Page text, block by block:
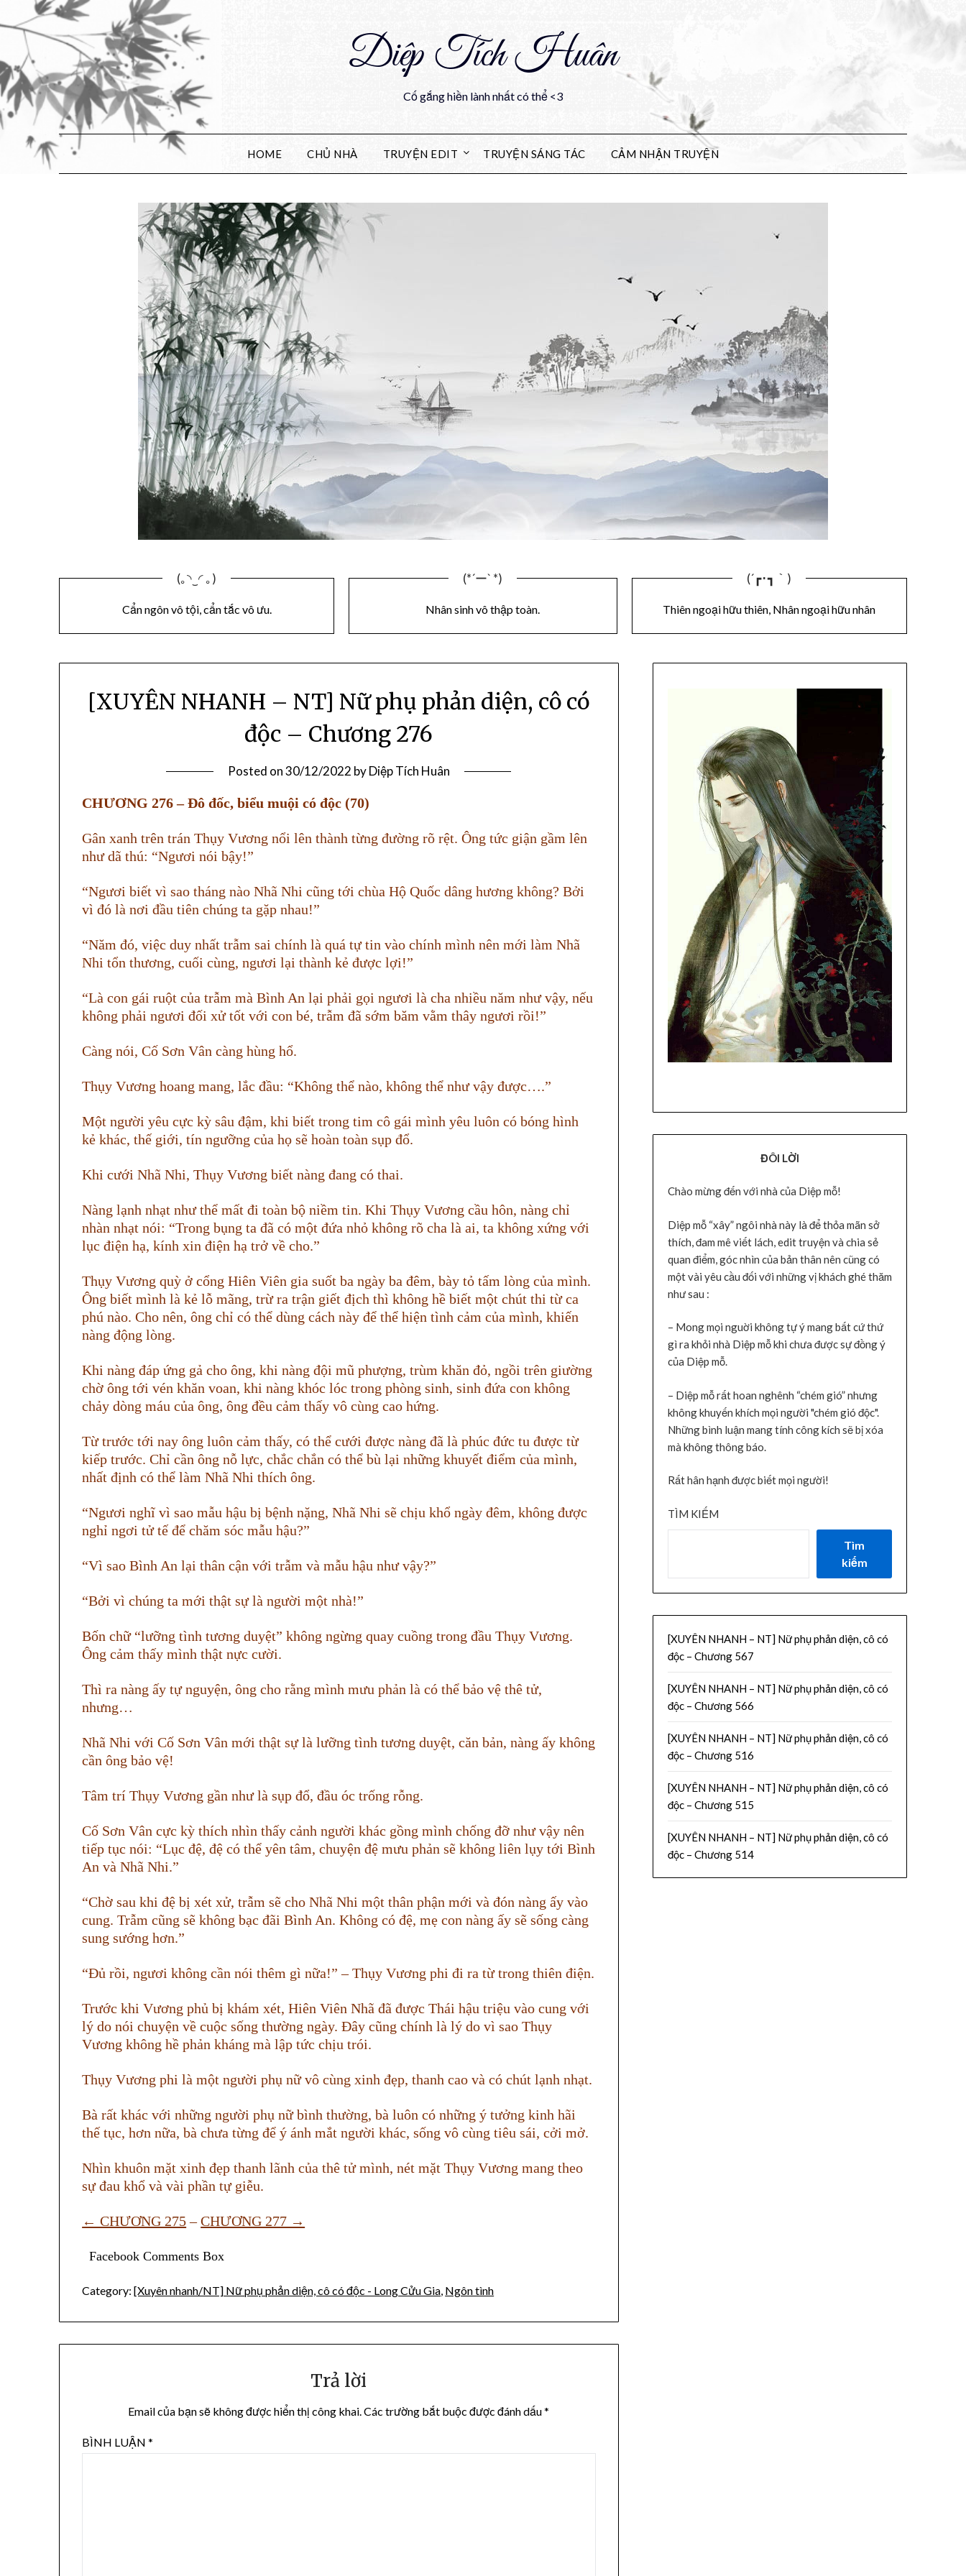
Diệp Tích Huân
Cố gắng hiền lành nhất có thể <3
HOME CHỦ NHÀ TRUYỆN EDIT TRUYỆN SÁNG TÁC CẢM NHẬN TRUYỆN
(｡◝‿◜ ｡)
Cẩn ngôn vô tội, cẩn tắc vô ưu.
(*´ー` *)
Nhân sinh vô thập toàn.
(´┏･┓｀)
Thiên ngoại hữu thiên, Nhân ngoại hữu nhân
[XUYÊN NHANH – NT] Nữ phụ phản diện, cô có
độc – Chương 276
Posted on30/12/2022 byDiệp Tích Huân
CHƯƠNG 276 – Đô đốc, biểu muội có độc (70)
Gân xanh trên trán Thụy Vương nổi lên thành từng đường rõ rệt. Ông tức giận gầm lên
như dã thú: “Ngươi nói bậy!”
“Ngươi biết vì sao tháng nào Nhã Nhi cũng tới chùa Hộ Quốc dâng hương không? Bởi
vì đó là nơi đầu tiên chúng ta gặp nhau!”
“Năm đó, việc duy nhất trẫm sai chính là quá tự tin vào chính mình nên mới làm Nhã
Nhi tổn thương, cuối cùng, ngươi lại thành kẻ được lợi!”
“Là con gái ruột của trẫm mà Bình An lại phải gọi ngươi là cha nhiều năm như vậy, nếu
không phải ngươi đối xử tốt với con bé, trẫm đã sớm băm vằm thây ngươi rồi!”
Càng nói, Cố Sơn Vân càng hùng hổ.
Thụy Vương hoang mang, lắc đầu: “Không thể nào, không thể như vậy được….”
Một người yêu cực kỳ sâu đậm, khi biết trong tim cô gái mình yêu luôn có bóng hình
kẻ khác, thế giới, tín ngưỡng của họ sẽ hoàn toàn sụp đổ.
Khi cưới Nhã Nhi, Thụy Vương biết nàng đang có thai.
Nàng lạnh nhạt như thể mất đi toàn bộ niềm tin. Khi Thụy Vương cầu hôn, nàng chỉ
nhàn nhạt nói: “Trong bụng ta đã có một đứa nhỏ không rõ cha là ai, ta không xứng với
lục điện hạ, kính xin điện hạ trở về cho.”
Thụy Vương quỳ ở cổng Hiên Viên gia suốt ba ngày ba đêm, bày tỏ tấm lòng của mình.
Ông biết mình là kẻ lỗ mãng, trừ ra trận giết địch thì không hề biết một chút thi từ ca
phú nào. Cho nên, ông chỉ có thể dùng cách này để thể hiện tình cảm của mình, khiến
nàng động lòng.
Khi nàng đáp ứng gả cho ông, khi nàng đội mũ phượng, trùm khăn đỏ, ngồi trên giường
chờ ông tới vén khăn voan, khi nàng khóc lóc trong phòng sinh, sinh đứa con không
chảy dòng máu của ông, ông đều cảm thấy vô cùng cao hứng.
Từ trước tới nay ông luôn cảm thấy, có thể cưới được nàng đã là phúc đức tu được từ
kiếp trước. Chỉ cần ông nỗ lực, chắc chắn có thể bù lại những khuyết điểm của mình,
nhất định có thể làm Nhã Nhi thích ông.
“Ngươi nghĩ vì sao mẫu hậu bị bệnh nặng, Nhã Nhi sẽ chịu khổ ngày đêm, không được
nghỉ ngơi tử tế để chăm sóc mẫu hậu?”
“Vì sao Bình An lại thân cận với trẫm và mẫu hậu như vậy?”
“Bởi vì chúng ta mới thật sự là người một nhà!”
Bốn chữ “lưỡng tình tương duyệt” không ngừng quay cuồng trong đầu Thụy Vương.
Ông cảm thấy mình thật nực cười.
Thì ra nàng ấy tự nguyện, ông cho rằng mình mưu phản là có thể bảo vệ thê tử,
nhưng…
Nhã Nhi với Cố Sơn Vân mới thật sự là lưỡng tình tương duyệt, căn bản, nàng ấy không
cần ông bảo vệ!
Tâm trí Thụy Vương gần như là sụp đổ, đầu óc trống rỗng.
Cố Sơn Vân cực kỳ thích nhìn thấy cảnh người khác gồng mình chống đỡ như vậy nên
tiếp tục nói: “Lục đệ, đệ có thể yên tâm, chuyện đệ mưu phản sẽ không liên lụy tới Bình
An và Nhã Nhi.”
“Chờ sau khi đệ bị xét xử, trẫm sẽ cho Nhã Nhi một thân phận mới và đón nàng ấy vào
cung. Trẫm cũng sẽ không bạc đãi Bình An. Không có đệ, mẹ con nàng ấy sẽ sống càng
sung sướng hơn.”
“Đủ rồi, ngươi không cần nói thêm gì nữa!” – Thụy Vương phi đi ra từ trong thiên điện.
Trước khi Vương phủ bị khám xét, Hiên Viên Nhã đã được Thái hậu triệu vào cung với
lý do nói chuyện về cuộc sống thường ngày. Đây cũng chính là lý do vì sao Thụy
Vương không hề phản kháng mà lập tức chịu trói.
Thụy Vương phi là một người phụ nữ vô cùng xinh đẹp, thanh cao và có chút lạnh nhạt.
Bà rất khác với những người phụ nữ bình thường, bà luôn có những ý tưởng kinh hãi
thế tục, hơn nữa, bà chưa từng để ý ánh mắt người khác, sống vô cùng tiêu sái, cởi mở.
Nhìn khuôn mặt xinh đẹp thanh lãnh của thê tử mình, nét mặt Thụy Vương mang theo
sự đau khổ và vài phần tự giễu.
← CHƯƠNG 275–CHƯƠNG 277 →
Facebook Comments Box
Category: [Xuyên nhanh/NT] Nữ phụ phản diện, cô có độc - Long Cửu Gia, Ngôn tình
Trả lời
Email của bạn sẽ không được hiển thị công khai.Các trường bắt buộc được đánh dấu*
BÌNH LUẬN*
ĐÔI LỜI
Chào mừng đến với nhà của Diệp mỗ!
Diệp mỗ “xây” ngôi nhà này là để thỏa mãn sở
thích, đam mê viết lách, edit truyện và chia sẻ
quan điểm, góc nhìn của bản thân nên cũng có
một vài yêu cầu đối với những vị khách ghé thăm
như sau :
– Mong mọi nguời không tự ý mang bất cứ thứ
gì ra khỏi nhà Diệp mỗ khi chưa được sự đồng ý
của Diệp mỗ.
– Diệp mỗ rất hoan nghênh “chém gió” nhưng
không khuyến khích mọi người "chém gió độc".
Những bình luận mang tính công kích sẽ bị xóa
mà không thông báo.
Rất hân hạnh được biết mọi người!
TÌM KIẾM
Tìm
kiếm
[XUYÊN NHANH – NT] Nữ phụ phản diện, cô có
độc – Chương 567
[XUYÊN NHANH – NT] Nữ phụ phản diện, cô có
độc – Chương 566
[XUYÊN NHANH – NT] Nữ phụ phản diện, cô có
độc – Chương 516
[XUYÊN NHANH – NT] Nữ phụ phản diện, cô có
độc – Chương 515
[XUYÊN NHANH – NT] Nữ phụ phản diện, cô có
độc – Chương 514